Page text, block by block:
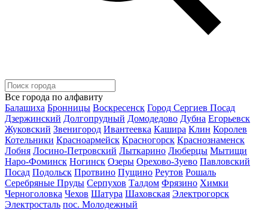
Все города по алфавиту
Балашиха Бронницы Воскресенск Город Сергиев Посад
Дзержинский Долгопрудный Домодедово Дубна Егорьевск
Жуковский Звенигород Ивантеевка Кашира Клин Королев
Котельники Красноармейск Красногорск Краснознаменск
Лобня Лосино-Петровский Лыткарино Люберцы Мытищи
Наро-Фоминск Ногинск Озеры Орехово-Зуево Павловский
Посад Подольск Протвино Пущино Реутов Рошаль
Серебряные Пруды Серпухов Талдом Фрязино Химки
Черноголовка Чехов Шатура Шаховская Электрогорск
Электросталь пос. Молодежный